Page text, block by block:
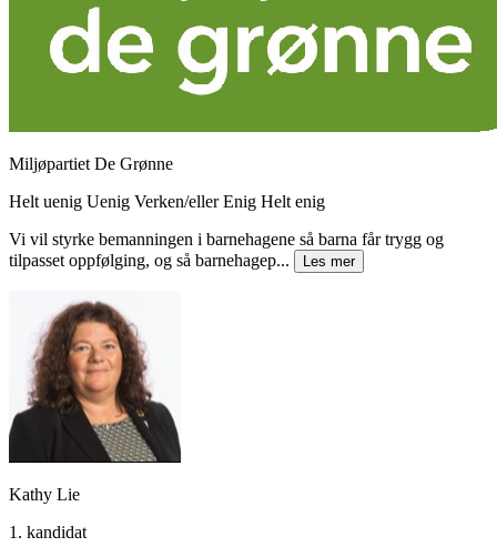
Miljøpartiet De Grønne
Helt uenig Uenig Verken/eller Enig Helt enig
Vi vil styrke bemanningen i barnehagene så barna får trygg og
tilpasset oppfølging, og så barnehagep...
Les mer
Kathy Lie
1. kandidat